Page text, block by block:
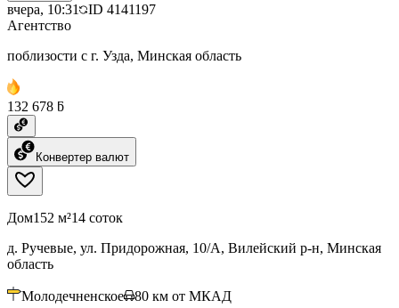
вчера, 10:31 ID 4141197
Агентство
поблизости с г. Узда, Минская область
132 678 ƃ
Конвертер валют
Дом152 м²14 соток
д. Ручевые, ул. Придорожная, 10/А, Вилейский р-н, Минская
область
Молодечненское 80 км от МКАД